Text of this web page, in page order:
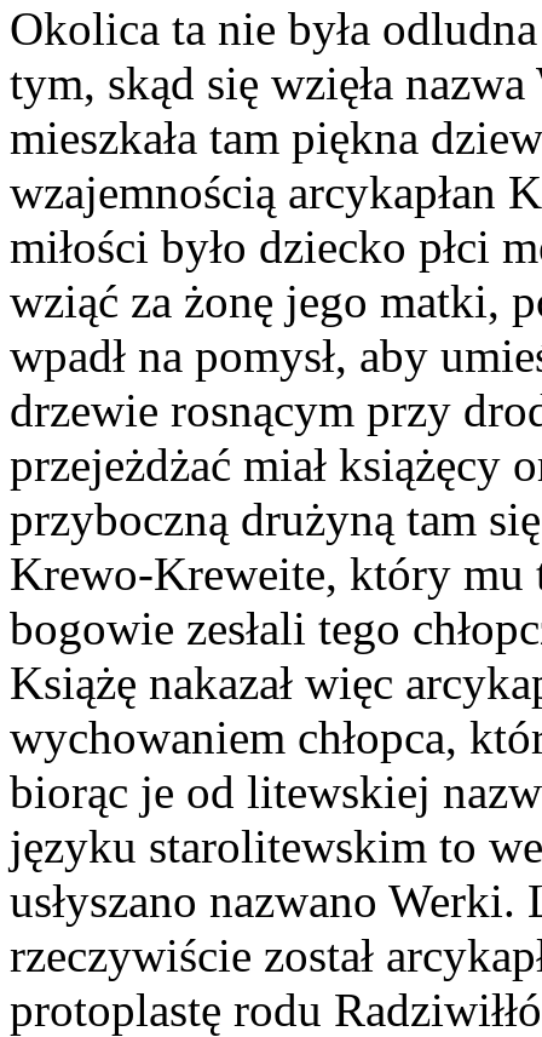
Okolica ta nie była
tym, skąd się wzięła
mieszkała tam piękna
wzajemnością arcykapłan
miłości było dziecko płci
wziąć za żonę jego matki,
wpadł na pomysł, aby
drzewie rosnącym przy
przejeżdżać miał książęcy
przyboczną drużyną tam się
Krewo-Kreweite, który mu
bogowie zesłali tego
Książę nakazał więc
wychowaniem chłopca,
biorąc je od litewskiej
języku starolitewskim to
usłyszano nazwano
rzeczywiście został
protoplastę rodu